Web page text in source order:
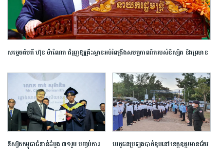
សម្តេច​ធិបតី​ ហ៊ុន​ ​ម៉ាណែត ​ជំរុញ​ឱ្យ​គ្រឹះស្ថាន​អប់រំ​ពង្រឹង​សមត្ថភាព​ពិត​របស់​និស្សិត​ ​និង​ព្រមាន​
និស្សិត​កម្ពុជា​ជំនាន់​ដំបូង​ ​៣១​រូប​ ​បញ្ចប់​ការ​
បេក្ខជន​ប្រឡង​បាក់ឌុប​នៅ​ខេត្ត​ឧត្តរមានជ័យ​ ​